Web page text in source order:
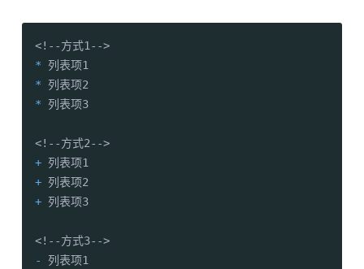
*
*
* 列表项3
+
+
+ 列表项3
-